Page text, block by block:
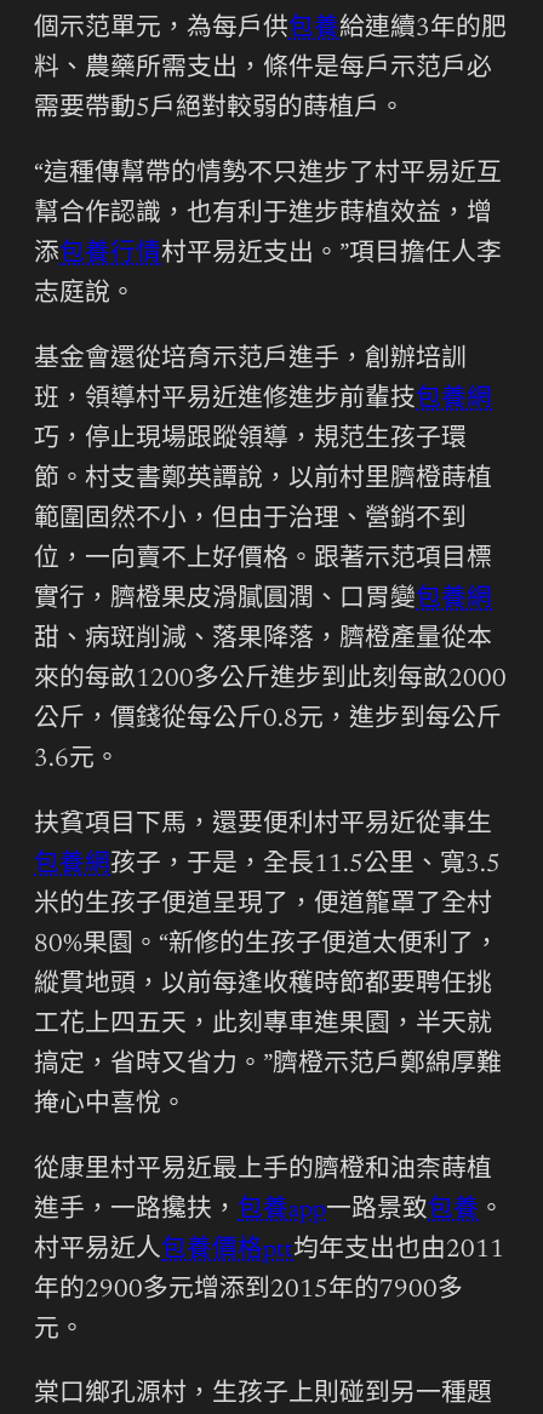
個示范單元，為每戶供包養給連續3年的肥
料、農藥所需支出，條件是每戶示范戶必
需要帶動5戶絕對較弱的蒔植戶。
“這種傳幫帶的情勢不只進步了村平易近互
幫合作認識，也有利于進步蒔植效益，增
添包養行情村平易近支出。”項目擔任人李
志庭說。
基金會還從培育示范戶進手，創辦培訓
班，領導村平易近進修進步前輩技包養網
巧，停止現場跟蹤領導，規范生孩子環
節。村支書鄭英譚說，以前村里臍橙蒔植
範圍固然不小，但由于治理、營銷不到
位，一向賣不上好價格。跟著示范項目標
實行，臍橙果皮滑膩圓潤、口胃變包養網
甜、病斑削減、落果降落，臍橙產量從本
來的每畝1200多公斤進步到此刻每畝2000
公斤，價錢從每公斤0.8元，進步到每公斤
3.6元。
扶貧項目下馬，還要便利村平易近從事生
包養網孩子，于是，全長11.5公里、寬3.5
米的生孩子便道呈現了，便道籠罩了全村
80%果園。“新修的生孩子便道太便利了，
縱貫地頭，以前每逢收穫時節都要聘任挑
工花上四五天，此刻專車進果園，半天就
搞定，省時又省力。”臍橙示范戶鄭綿厚難
掩心中喜悅。
從康里村平易近最上手的臍橙和油柰蒔植
進手，一路攙扶， 包養app一路景致包養 。
村平易近人包養價格ptt均年支出也由2011
年的2900多元增添到2015年的7900多
元。
棠口鄉孔源村，生孩子上則碰到另一種題